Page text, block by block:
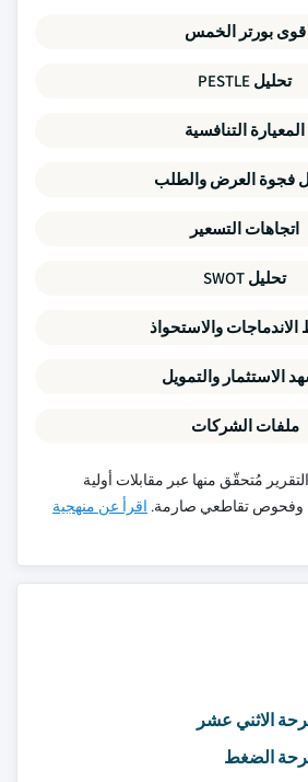
قوى بورتر الخمس
تحليل PESTLE
المعيارة التنافسية
فجوة العرض والطلب
اتجاهات التسعير
تحليل SWOT
والاستحواذ
الاستثمار والتمويل
ملفات الشركات
مُتحقّق منها عبر مقابلات أولية
وفحوص تقاطعي صارمة. اقرأ عن منهجية
الاثني عشر
الضغط